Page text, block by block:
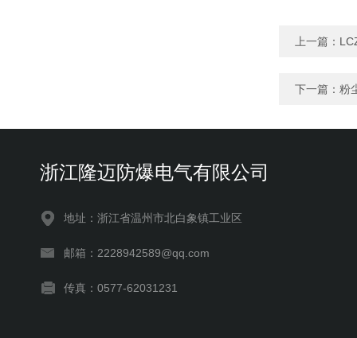
上一篇：
下一篇： 粉
浙江隆迈防爆电气有限公司
地址：浙江省温州市北白象镇工业区
邮箱：2228942589@qq.com
传真：0577-62031231